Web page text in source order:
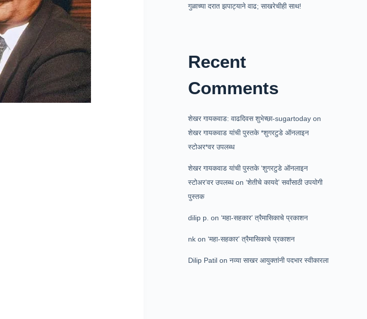
गुळाच्या दरात झपाट्याने वाढ; साखरेचीही साथ!
Recent
Comments
शेखर गायकवाड: वाढदिवस शुभेच्छा-sugartoday on
शेखर गायकवाड यांची पुस्तके *शुगरटुडे ऑनलाइन
स्टोअर*वर उपलब्ध
शेखर गायकवाड यांची पुस्तके ‘शुगरटुडे ऑनलाइन
स्टोअर’वर उपलब्धon‘शेतीचे कायदे’ सर्वांसाठी उपयोगी
पुस्तक
dilip p. on‘महा-सहकार’ त्रैमासिकाचे प्रकाशन
nk on‘महा-सहकार’ त्रैमासिकाचे प्रकाशन
Dilip Patil onनव्या साखर आयुक्तांनी पदभार स्वीकारला